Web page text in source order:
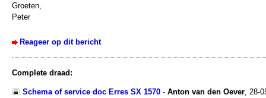
Groeten,
Peter
Reageer op dit bericht
Complete draad:
Schema of service doc Erres SX 1570 - Anton van den Oever, 28-